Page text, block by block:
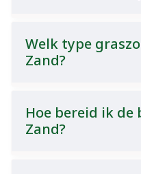
Welk type
Zand?
Hoe bereid ik de
Zand?